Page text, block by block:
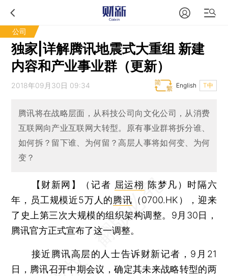
公司
独家|详解腾讯地震式大重组 新建
内容和产业事业群（更新）
2018年09月30日 09:34 T中
English
腾讯将在战略层面，从科技公司向文化公司，从消费
互联网向产业互联网大转型。原有事业群将拆分谁、
如何拆？留下谁、为何留？高层人事将如何变、为何
变？
【财新网】（记者 屈运栩 陈梦凡） 时隔六
年，员工规模近5万人的腾讯 （0700.HK），迎来
了史上第三次大规模的组织架构调整。9月30日，
腾讯官方正式宣布了这一调整。
接近腾讯高层的人士告诉财新记者，9月21
日，腾讯召开中期会议，确定其未来战略转型的两